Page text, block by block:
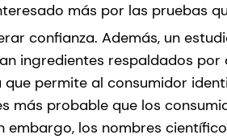
más por las pruebas
confianza. Además, un
ingredientes respaldados
permite al consumidor
más probable que los
los nombres